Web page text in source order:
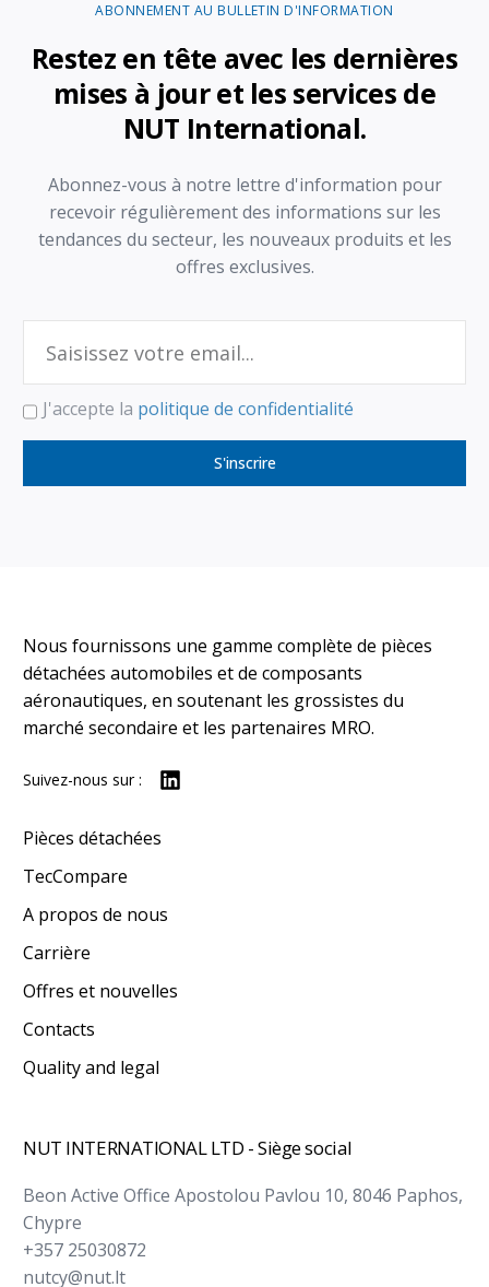
ABONNEMENT AU BULLETIN D'INFORMATION
Restez en tête avec les dernières
mises à jour et les services de
NUT International.
Abonnez-vous à notre lettre d'information pour
recevoir régulièrement des informations sur les
tendances du secteur, les nouveaux produits et les
offres exclusives.
J'accepte la politique de confidentialité
S'inscrire
Nous fournissons une gamme complète de pièces
détachées automobiles et de composants
aéronautiques, en soutenant les grossistes du
marché secondaire et les partenaires MRO.
Suivez-nous sur :
Pièces détachées
TecCompare
A propos de nous
Carrière
Offres et nouvelles
Contacts
Quality and legal
NUT INTERNATIONAL LTD - Siège social
Beon Active Office Apostolou Pavlou 10, 8046 Paphos,
Chypre
+357 25030872
nutcy@nut.lt